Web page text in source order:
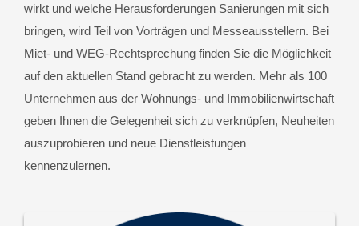
wirkt und welche Herausforderungen Sanierungen mit sich
bringen, wird Teil von Vorträgen und Messeausstellern. Bei
Miet- und WEG-Rechtsprechung finden Sie die Möglichkeit
auf den aktuellen Stand gebracht zu werden. Mehr als 100
Unternehmen aus der Wohnungs- und Immobilienwirtschaft
geben Ihnen die Gelegenheit sich zu verknüpfen, Neuheiten
auszuprobieren und neue Dienstleistungen
kennenzulernen.